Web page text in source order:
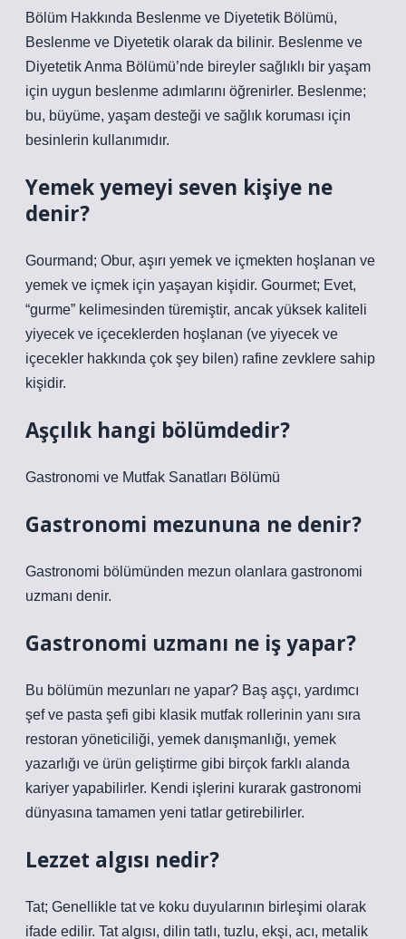
Bölüm Hakkında Beslenme ve Diyetetik Bölümü,
Beslenme ve Diyetetik olarak da bilinir. Beslenme ve
Diyetetik Anma Bölümü’nde bireyler sağlıklı bir yaşam
için uygun beslenme adımlarını öğrenirler. Beslenme;
bu, büyüme, yaşam desteği ve sağlık koruması için
besinlerin kullanımıdır.
Yemek yemeyi seven kişiye ne
denir?
Gourmand; Obur, aşırı yemek ve içmekten hoşlanan ve
yemek ve içmek için yaşayan kişidir. Gourmet; Evet,
“gurme” kelimesinden türemiştir, ancak yüksek kaliteli
yiyecek ve içeceklerden hoşlanan (ve yiyecek ve
içecekler hakkında çok şey bilen) rafine zevklere sahip
kişidir.
Aşçılık hangi bölümdedir?
Gastronomi ve Mutfak Sanatları Bölümü
Gastronomi mezununa ne denir?
Gastronomi bölümünden mezun olanlara gastronomi
uzmanı denir.
Gastronomi uzmanı ne iş yapar?
Bu bölümün mezunları ne yapar? Baş aşçı, yardımcı
şef ve pasta şefi gibi klasik mutfak rollerinin yanı sıra
restoran yöneticiliği, yemek danışmanlığı, yemek
yazarlığı ve ürün geliştirme gibi birçok farklı alanda
kariyer yapabilirler. Kendi işlerini kurarak gastronomi
dünyasına tamamen yeni tatlar getirebilirler.
Lezzet algısı nedir?
Tat; Genellikle tat ve koku duyularının birleşimi olarak
ifade edilir. Tat algısı, dilin tatlı, tuzlu, ekşi, acı, metalik